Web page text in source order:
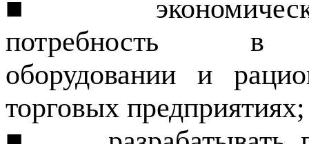
■
потребность в
оборудовании и
торго­вых предприятиях;